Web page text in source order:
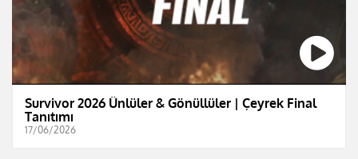
Survivor 2026 Ünlüler & Gönüllüler | Çeyrek Final
Tanıtımı
17/06/2026